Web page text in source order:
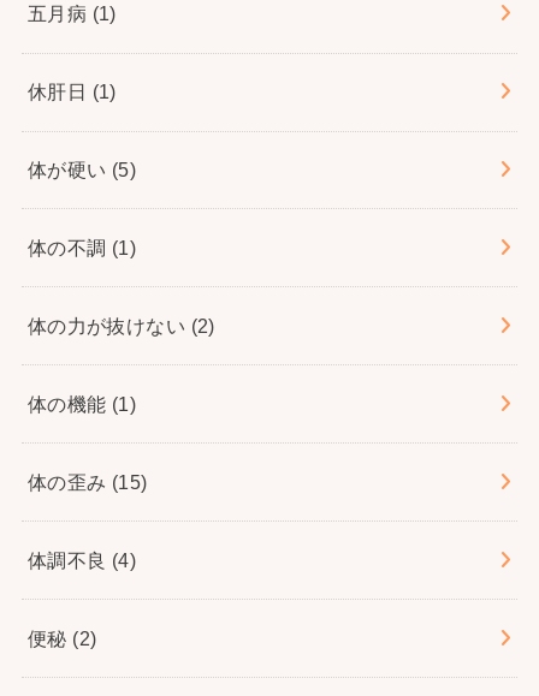
五月病 (1)
休肝日 (1)
体が硬い (5)
体の不調 (1)
体の力が抜けない (2)
体の機能 (1)
体の歪み (15)
体調不良 (4)
便秘 (2)